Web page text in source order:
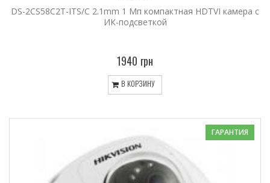
DS-2CS58C2T-ITS/C 2.1mm 1 Мп компактная HDTVI камера с
ИК-подсветкой
1940 грн
В КОРЗИНУ
ГАРАНТИЯ